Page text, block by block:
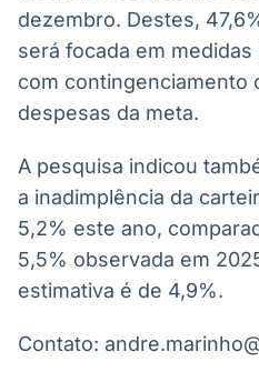
Soluções de
Tecnologia
dezembro. Destes,
será focada em
com contingenciamento
despesas da meta.
A pesquisa indicou
a inadimplência da
5,2% este ano,
5,5% observada em
estimativa é de 4,9%.
Contato: